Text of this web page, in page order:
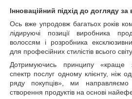
Інноваційний підхід до догляду
Ось вже упродовж багатьох років
лідируючі позиції виробника
волоссям і розробника
для професійних стилістів всього світу.
Дотримуючись принципу «краще
спектр послуг одному клієнту, ніж
ряду покупців», ми
створення продуктів на основі